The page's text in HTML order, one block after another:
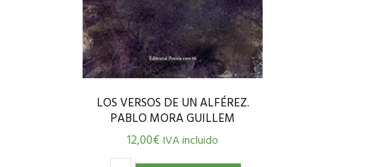
LOS VERSOS DE UN ALFÉREZ.
PABLO MORA GUILLEM
12,00€IVA incluido